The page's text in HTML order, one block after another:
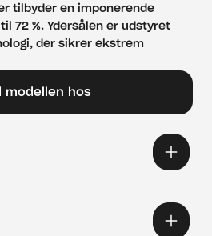
tilbyder en imponerende
72 %. Ydersålen er udstyret
der sikrer ekstrem
modellen hos